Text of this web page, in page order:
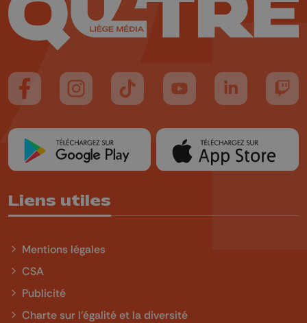
Suivez-nous sur FaceBook
Suivez-nous sur Instagram
Suivez-nous sur TikTok
Suivez-nous sur YouTube
Suivez-nous
Liens utiles
Mentions légales
CSA
Publicité
Charte sur l'égalité et la diversité